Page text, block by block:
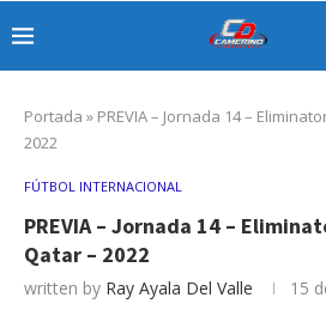
Portada » PREVIA – Jornada 14 –
2022
FÚTBOL INTERNACIONAL
PREVIA – Jornada 14 –
Qatar – 2022
written by Ray Ayala Del Valle 15